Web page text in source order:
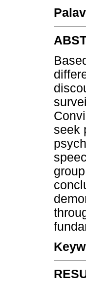
seek